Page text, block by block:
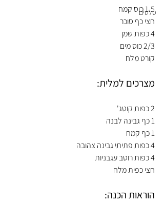
סלטים
1.5 כוס קמח
חצי כף סוכר
4 כפות שמן
2/3 כוס מים
קורט מלח
מצרכים למלית:
2 כפות קוטג'
1 כף גבינה לבנה
1 כף קמח
4 כפות פתיתי גבינה צהובה
4 כפות רוטב עגבניות
חצי כפית מלח
הוראות הכנה: